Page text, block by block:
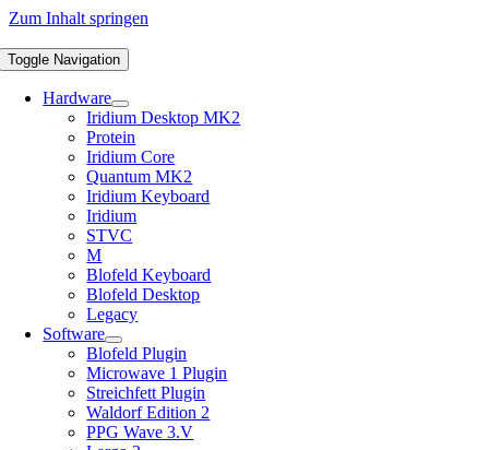
Zum Inhalt springen
Toggle Navigation
Hardware
Iridium Desktop MK2
Protein
Iridium Core
Quantum MK2
Iridium Keyboard
Iridium
STVC
M
Blofeld Keyboard
Blofeld Desktop
Legacy
Software
Blofeld Plugin
Microwave 1 Plugin
Streichfett Plugin
Waldorf Edition 2
PPG Wave 3.V